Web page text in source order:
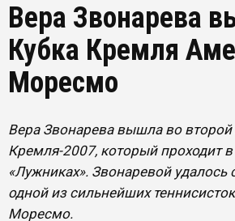
Вера Звонарева
Кубка Кремля
Моресмо
Вера Звонарева вышла во второй
Кремля-2007, который проходит
«Лужниках». Звонаревой удалось
одной из сильнейших
Моресмо.